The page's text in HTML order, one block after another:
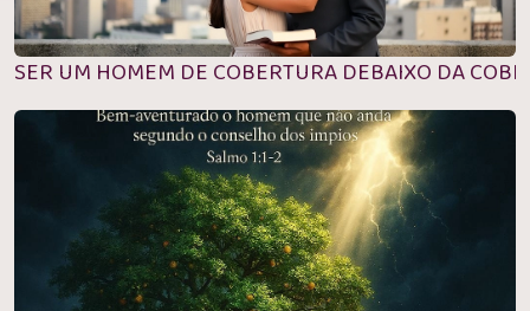
SER UM HOMEM DE COBERTURA DEBAIXO DA